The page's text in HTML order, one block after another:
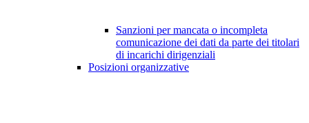
Sanzioni per mancata o incompleta
comunicazione dei dati da parte dei titolari
di incarichi dirigenziali
Posizioni organizzative